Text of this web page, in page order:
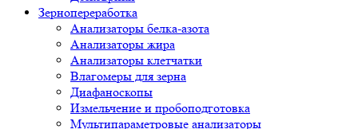
Зернопереработка
Анализаторы белка-азота
Анализаторы жира
Анализаторы клетчатки
Влагомеры для зерна
Диафаноскопы
Измельчение и пробоподготовка
Мультипараметровые анализаторы